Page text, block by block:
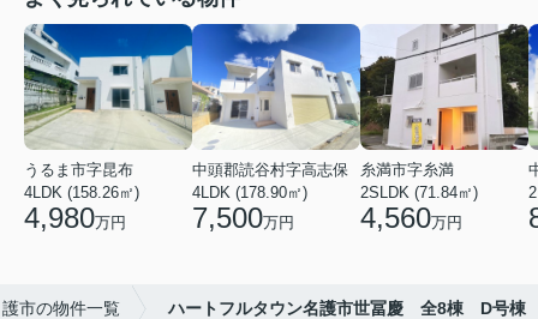
うるま市字昆布
4LDK (158.26㎡)
4,980万円
中頭郡読谷村字高志保
4LDK (178.90㎡)
7,500万円
糸満市字糸満
2SLDK (71.84㎡)
4,560万円
市の物件一覧 ハートフルタウン名護市世冨慶 全8棟 D号棟